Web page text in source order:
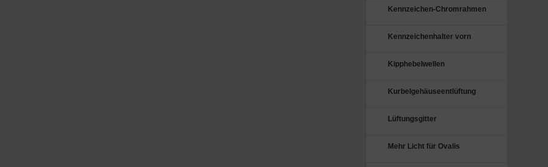
Kennzeichen-Chromrahmen
Kennzeichenhalter vorn
Kipphebelwellen
Kurbelgehäuseentlüftung
Lüftungsgitter
Mehr Licht für Ovalis